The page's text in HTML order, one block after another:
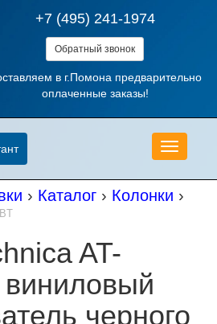
+7 (495) 241-1974
Обратный звонок
в г.Помона предварительно
оплаченные заказы!
Меню
› Каталог › Колонки ›
AT-
черного